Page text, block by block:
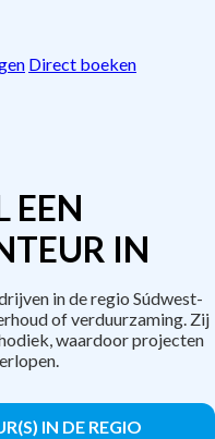
Direct boeken
EEN
IN
in de regio Súdwest-
of verduurzaming. Zij
waardoor projecten
IN DE REGIO